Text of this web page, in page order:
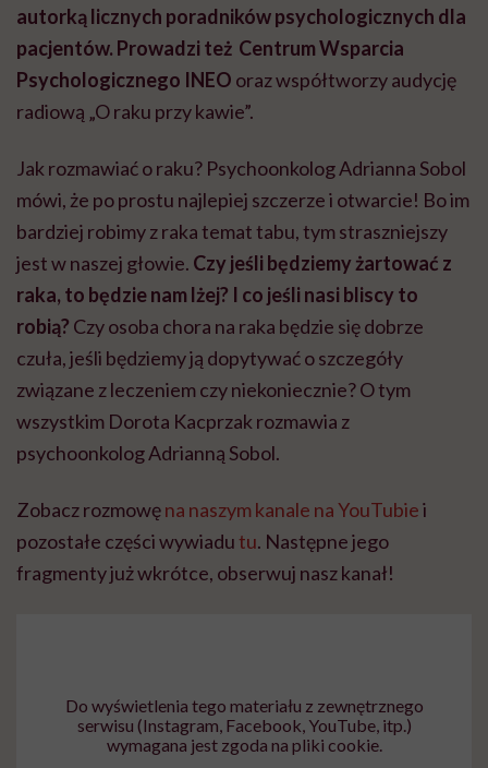
autorką licznych poradników psychologicznych dla
pacjentów. Prowadzi też Centrum Wsparcia
Psychologicznego INEO oraz współtworzy audycję
radiową „O raku przy kawie”.
Jak rozmawiać o raku? Psychoonkolog Adrianna Sobol
mówi, że po prostu najlepiej szczerze i otwarcie! Bo im
bardziej robimy z raka temat tabu, tym straszniejszy
jest w naszej głowie. Czy jeśli będziemy żartować z
raka, to będzie nam lżej? I co jeśli nasi bliscy to
robią? Czy osoba chora na raka będzie się dobrze
czuła, jeśli będziemy ją dopytywać o szczegóły
związane z leczeniem czy niekoniecznie? O tym
wszystkim Dorota Kacprzak rozmawia z
psychoonkolog Adrianną Sobol.
Zobacz rozmowęna naszym kanale na YouTubiei
pozostałe części wywiadutu. Następne jego
fragmenty już wkrótce, obserwuj nasz kanał!
Do wyświetlenia tego materiału z zewnętrznego
serwisu (Instagram, Facebook, YouTube, itp.)
wymagana jest zgoda na pliki cookie.